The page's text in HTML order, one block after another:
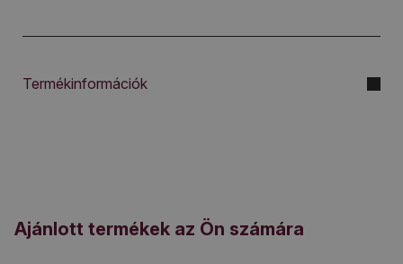
Termékinformációk
Ajánlott termékek az Ön számára